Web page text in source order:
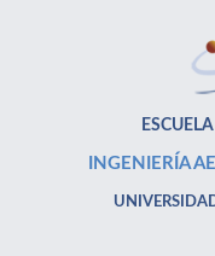
INGENIERÍA